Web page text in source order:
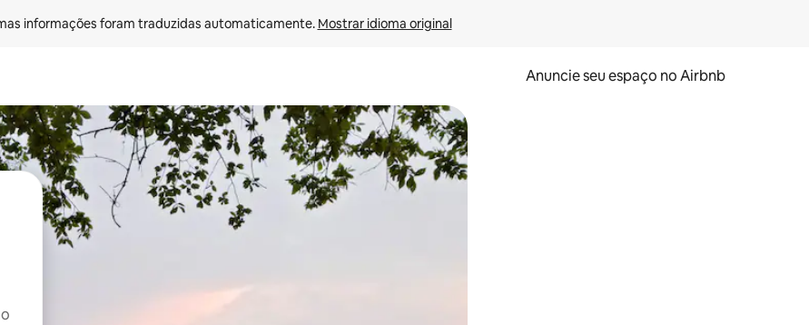
informações foram traduzidas automaticamente. Mostrar idioma original
Anuncie seu espaço no Airbnb